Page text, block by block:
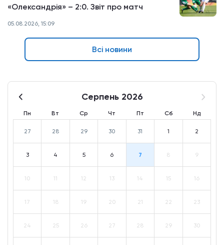
«Олександрія» – 2:0. Звіт про матч
05.08.2026, 15:09
Всі новини
Серпень 2026
Пн Вт Ср Чт Пт Сб Нд
27 28 29 30 31 1 2
3 4 5 6 7 8 9
10 11 12 13 14 15 16
17 18 19 20 21 22 23
24 25 26 27 28 29 30